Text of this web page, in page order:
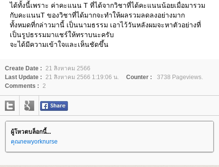
ได้ทั้งนี้เพราะ ค่าคะแนน T ที่ได้จากวิชาที่ได้คะแนนน้อยเมื่อมารวม
กับคะแนนT ของวิชาที่ได้มากจะทำให้ผลรวมลดลงอย่างมาก
ทั้งหมดที่กล่าวมานี้ เป็นนามธรรม เอาไว้วันหลังผมจะหาตัวอย่างที่
เป็นรูปธรรมมาแชร์ให้ทราบนะครับ
จะได้มีความเข้าใจและเห็นชัดขึ้น
Create Date : 21 สิงหาคม 2566
Last Update : 21 สิงหาคม 2566 1:19:06 น. Counter :
3738 Pageviews.
Comments : 2
ผู้โหวตบล็อกนี้...
คุณnewyorknurse